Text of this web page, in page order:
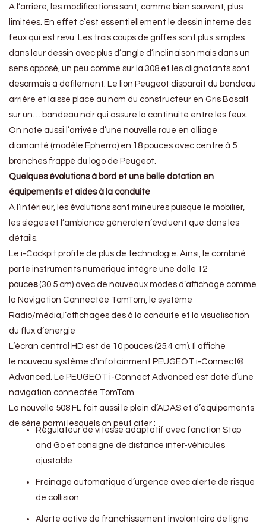
A l’arrière, les modifications sont, comme bien souvent, plus
limitées. En effet c’est essentiellement le dessin interne des
feux qui est revu. Les trois coups de griffes sont plus simples
dans leur dessin avec plus d’angle d’inclinaison mais dans un
sens opposé, un peu comme sur la 308 et les clignotants sont
désormais à défilement. Le lion Peugeot disparait du bandeau
arrière et laisse place au nom du constructeur en Gris Basalt
sur un… bandeau noir qui assure la continuité entre les feux.
On note aussi l’arrivée d’une nouvelle roue en alliage
diamanté (modèle Epherra) en 18 pouces avec centre à 5
branches frappé du logo de Peugeot.
Quelques évolutions à bord et une belle dotation en
équipements et aides à la conduite
A l’intérieur, les évolutions sont mineures puisque le mobilier,
les sièges et l’ambiance générale n’évoluent que dans les
détails.
Le i-Cockpit profite de plus de technologie. Ainsi, le combiné
porte instruments numérique intègre une dalle 12
pouces(30.5 cm) avec de nouveaux modes d’affichage comme
la Navigation Connectée TomTom, le système
Radio/média,l’affichages des à la conduite et la visualisation
du flux d’énergie
L’écran central HD est de 10 pouces (25.4 cm). Il affiche
le nouveau système d’infotainment PEUGEOT i-Connect®
Advanced. Le PEUGEOT i-Connect Advanced est doté d’une
navigation connectée TomTom
La nouvelle 508 FL fait aussi le plein d’ADAS et d’équipements
de série parmi lesquels on peut citer :
Régulateur de vitesse adaptatif avec fonction Stop
and Go et consigne de distance inter-véhicules
ajustable
Freinage automatique d’urgence avec alerte de risque
de collision
Alerte active de franchissement involontaire de ligne